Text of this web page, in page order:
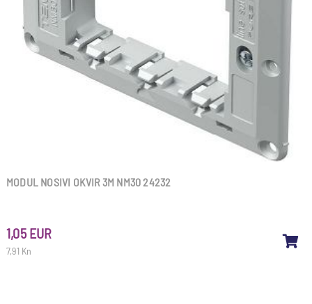
MODUL NOSIVI OKVIR 3M NM30 24232
7,91 Kn
1,05 EUR